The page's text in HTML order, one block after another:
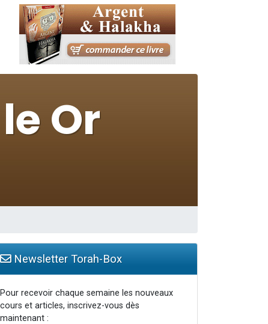
le temps
Newsletter Torah-Box
Pour recevoir chaque semaine les nouveaux
cours et articles, inscrivez-vous dès
maintenant :